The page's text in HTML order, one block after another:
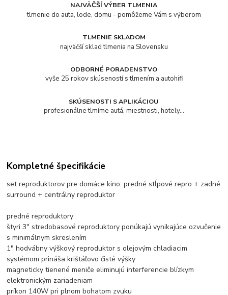
NAJVÄČŠÍ VÝBER TLMENIA
tlmenie do auta, lode, domu - pomôžeme Vám s výberom
TLMENIE SKLADOM
najväčší sklad tlmenia na Slovensku
ODBORNÉ PORADENSTVO
vyše 25 rokov skúseností s tlmením a autohifi
SKÚSENOSTI S APLIKÁCIOU
profesionálne tlmíme autá, miestnosti, hotely...
Kompletné špecifikácie
set reproduktorov pre domáce kino: predné stĺpové repro + zadné
surround + centrálny reproduktor
predné reproduktory:
štyri 3" stredobasové reproduktory ponúkajú vynikajúce ozvučenie
s minimálnym skreslením
1" hodvábny výškový reproduktor s olejovým chladiacim
systémom prináša krištáľovo čisté výšky
magneticky tienené meniče eliminujú interferencie blízkym
elektronickým zariadeniam
príkon 140W pri plnom bohatom zvuku